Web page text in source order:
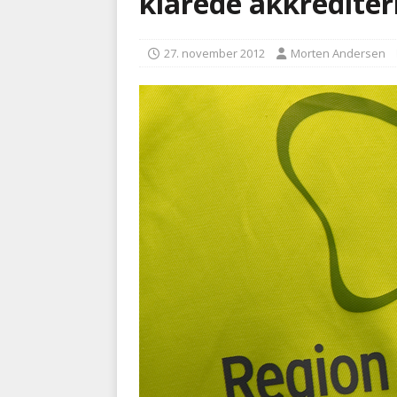
[ 6. august 2026 ]
BRANDVÆSEN
27. november 2012 Morten Andersen